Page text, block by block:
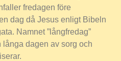
fredagen före
dag då Jesus enligt Bibeln
Namnet ”långfredag”
långa dagen av sorg och